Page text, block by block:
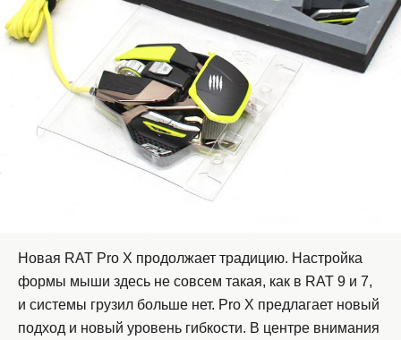
Новая RAT Pro X продолжает традицию. Настройка
формы мыши здесь не совсем такая, как в RAT 9 и 7,
и системы грузил больше нет. Pro X предлагает новый
подход и новый уровень гибкости. В центре внимания